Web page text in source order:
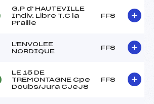
G.P d' HAUTEVILLE
Indiv. Libre T.C la
Praille
FFS
L'ENVOLEE
NORDIQUE
FFS
LE 15 DE
TREMONTAGNE Cpe
Doubs/Jura CJeJS
FFS